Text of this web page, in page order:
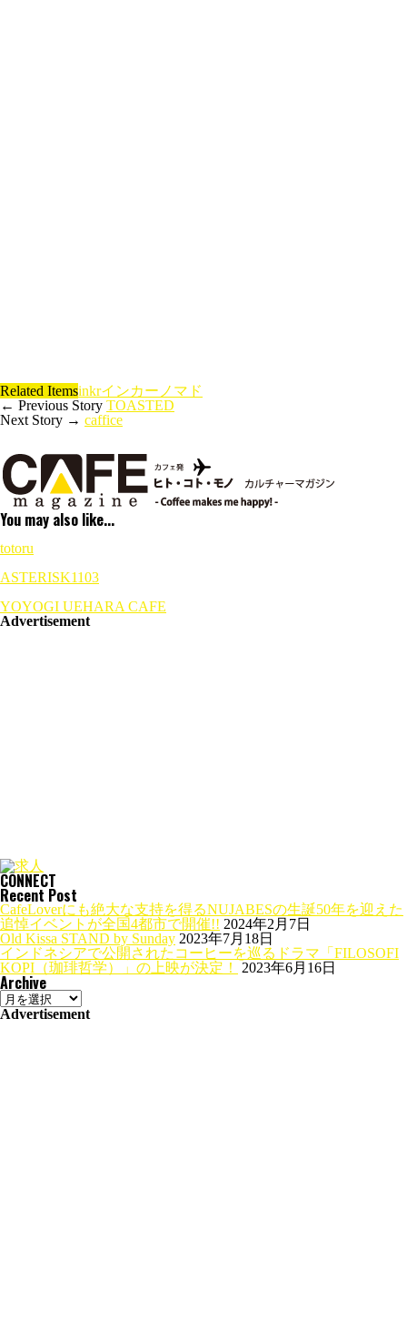
Related Itemsinkrインカー ノマド
← Previous Story TOASTED
Next Story → caffice
You may also like...
totoru
ASTERISK1103
YOYOGI UEHARA CAFE
Advertisement
CONNECT
Recent Post
CafeLoverにも絶大な支持を得るNUJABESの生誕50年を迎えた
追悼イベントが全国4都市で開催!! 2024年2月7日
Old Kissa STAND by Sunday 2023年7月18日
インドネシアで公開されたコーヒーを巡るドラマ「FILOSOFI
KOPI（珈琲哲学）」の上映が決定！
2023年6月16日
Archive
Archive
Advertisement